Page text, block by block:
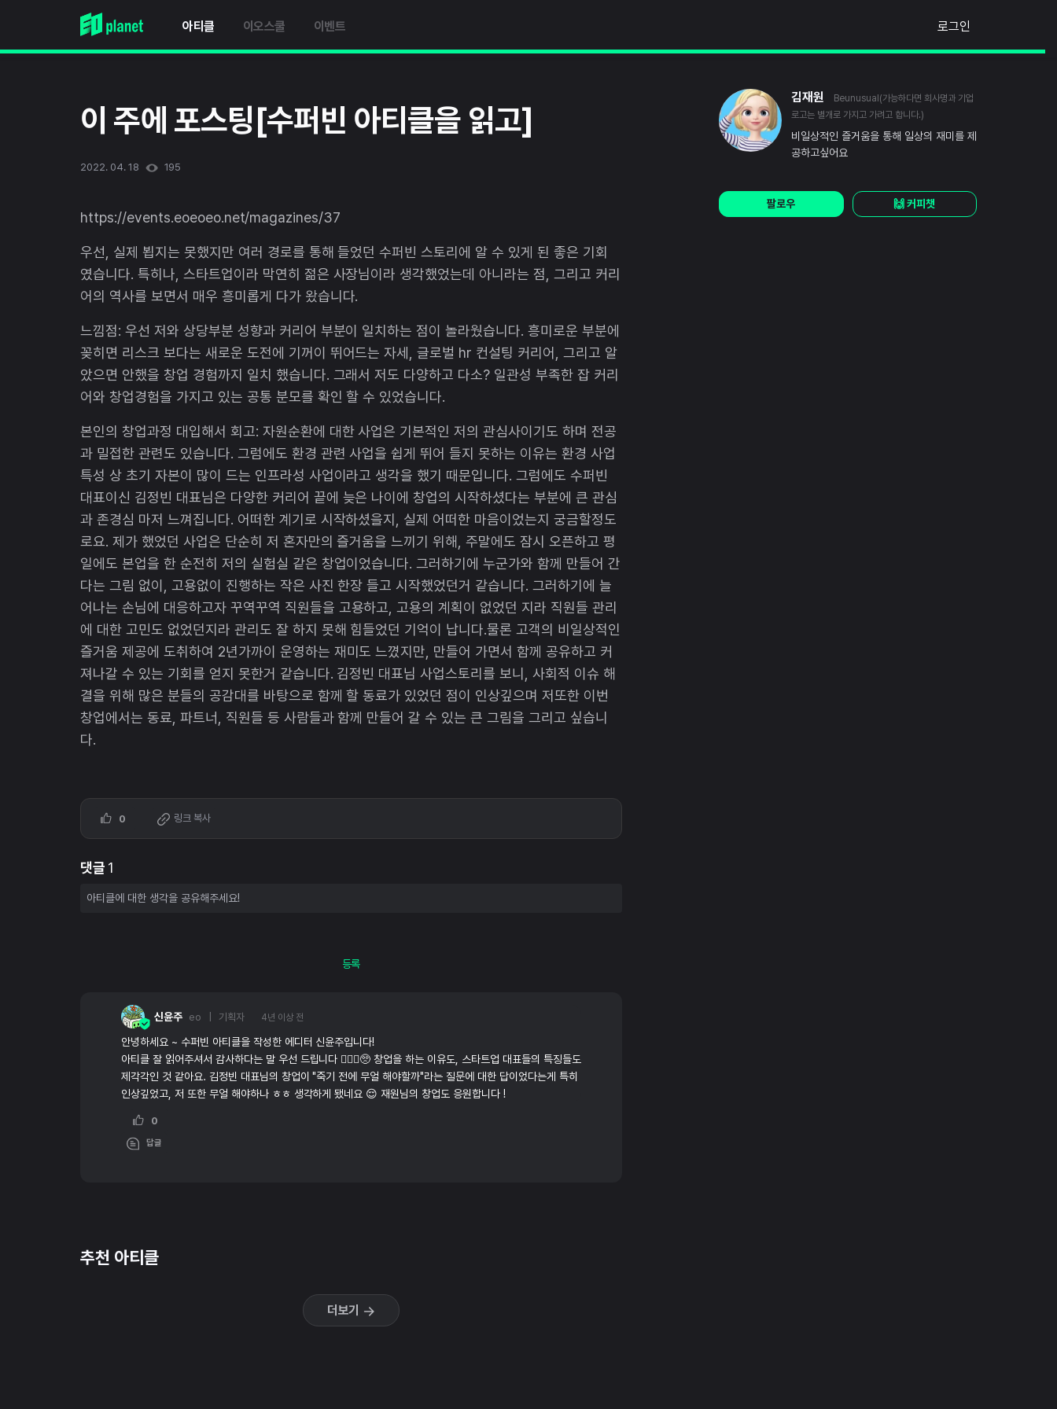
아티클 이오스쿨 이벤트 로그인
이 주에 포스팅[수퍼빈 아티클을 읽고]
2022. 04. 18 195
https://events.eoeoeo.net/magazines/37
우선, 실제 뵙지는 못했지만 여러 경로를 통해 들었던 수퍼빈 스토리에 알 수 있게 된 좋은 기회
였습니다. 특히나, 스타트업이라 막연히 젊은 사장님이라 생각했었는데 아니라는 점, 그리고 커리
어의 역사를 보면서 매우 흥미롭게 다가 왔습니다.
느낌점: 우선 저와 상당부분 성향과 커리어 부분이 일치하는 점이 놀라웠습니다. 흥미로운 부분에
꽂히면 리스크 보다는 새로운 도전에 기꺼이 뛰어드는 자세, 글로벌 hr 컨설팅 커리어, 그리고 알
았으면 안했을 창업 경험까지 일치 했습니다. 그래서 저도 다양하고 다소? 일관성 부족한 잡 커리
어와 창업경험을 가지고 있는 공통 분모를 확인 할 수 있었습니다.
본인의 창업과정 대입해서 회고: 자원순환에 대한 사업은 기본적인 저의 관심사이기도 하며 전공
과 밀접한 관련도 있습니다. 그럼에도 환경 관련 사업을 쉽게 뛰어 들지 못하는 이유는 환경 사업
특성 상 초기 자본이 많이 드는 인프라성 사업이라고 생각을 했기 때문입니다. 그럼에도 수퍼빈
대표이신 김정빈 대표님은 다양한 커리어 끝에 늦은 나이에 창업의 시작하셨다는 부분에 큰 관심
과 존경심 마저 느껴집니다. 어떠한 계기로 시작하셨을지, 실제 어떠한 마음이었는지 궁금할정도
로요. 제가 했었던 사업은 단순히 저 혼자만의 즐거움을 느끼기 위해, 주말에도 잠시 오픈하고 평
일에도 본업을 한 순전히 저의 실험실 같은 창업이었습니다. 그러하기에 누군가와 함께 만들어 간
다는 그림 없이, 고용없이 진행하는 작은 사진 한장 들고 시작했었던거 같습니다. 그러하기에 늘
어나는 손님에 대응하고자 꾸역꾸역 직원들을 고용하고, 고용의 계획이 없었던 지라 직원들 관리
에 대한 고민도 없었던지라 관리도 잘 하지 못해 힘들었던 기억이 납니다.물론 고객의 비일상적인
즐거움 제공에 도취하여 2년가까이 운영하는 재미도 느꼈지만, 만들어 가면서 함께 공유하고 커
져나갈 수 있는 기회를 얻지 못한거 같습니다. 김정빈 대표님 사업스토리를 보니, 사회적 이슈 해
결을 위해 많은 분들의 공감대를 바탕으로 함께 할 동료가 있었던 점이 인상깊으며 저또한 이번
창업에서는 동료, 파트너, 직원들 등 사람들과 함께 만들어 갈 수 있는 큰 그림을 그리고 싶습니
다.
0 링크 복사
댓글 1
등록
신윤주 eo | 기획자 4년 이상 전
안녕하세요 ~ 수퍼빈 아티클을 작성한 에디터 신윤주입니다!
아티클 잘 읽어주셔서 감사하다는 말 우선 드립니다 🙇🏻‍♀️🥺 창업을 하는 이유도, 스타트업 대표들의 특징들도
제각각인 것 같아요. 김정빈 대표님의 창업이 "죽기 전에 무얼 해야할까"라는 질문에 대한 답이었다는게 특히
인상깊었고, 저 또한 무얼 해야하나 ㅎㅎ 생각하게 됐네요 😌 재원님의 창업도 응원합니다 !
0
답글
추천 아티클
더보기
김재원
Beunusual(가능하다면 회사명과 기업
로고는 별개로 가지고 가려고 합니다.)
비일상적인 즐거움을 통해 일상의 재미를 제
공하고싶어요
팔로우 🙌 커피챗